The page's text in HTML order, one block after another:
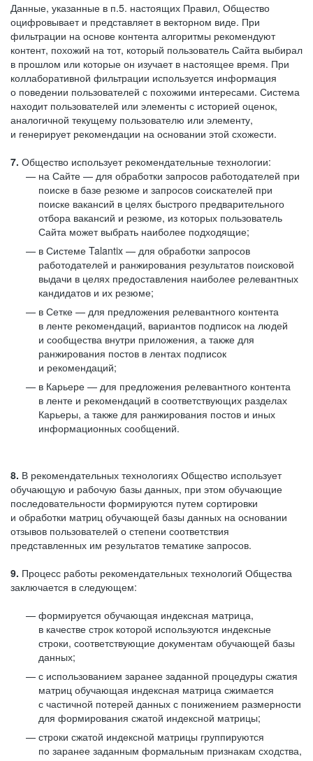
Данные, указанные в п.5. настоящих Правил, Общество
оцифровывает и представляет в векторном виде. При
фильтрации на основе контента алгоритмы рекомендуют
контент, похожий на тот, который пользователь Сайта выбирал
в прошлом или которые он изучает в настоящее время. При
коллаборативной фильтрации используется информация
о поведении пользователей с похожими интересами. Система
находит пользователей или элементы с историей оценок,
аналогичной текущему пользователю или элементу,
и генерирует рекомендации на основании этой схожести.
7. Общество использует рекомендательные технологии:
на Сайте — для обработки запросов работодателей при
поиске в базе резюме и запросов соискателей при
поиске вакансий в целях быстрого предварительного
отбора вакансий и резюме, из которых пользователь
Сайта может выбрать наиболее подходящие;
в Системе Talantix — для обработки запросов
работодателей и ранжирования результатов поисковой
выдачи в целях предоставления наиболее релевантных
кандидатов и их резюме;
в Сетке — для предложения релевантного контента
в ленте рекомендаций, вариантов подписок на людей
и сообщества внутри приложения, а также для
ранжирования постов в лентах подписок
и рекомендаций;
в Карьере — для предложения релевантного контента
в ленте и рекомендаций в соответствующих разделах
Карьеры, а также для ранжирования постов и иных
информационных сообщений.
8. В рекомендательных технологиях Общество использует
обучающую и рабочую базы данных, при этом обучающие
последовательности формируются путем сортировки
и обработки матриц обучающей базы данных на основании
отзывов пользователей о степени соответствия
представленных им результатов тематике запросов.
9. Процесс работы рекомендательных технологий Общества
заключается в следующем:
формируется обучающая индексная матрица,
в качестве строк которой используются индексные
строки, соответствующие документам обучающей базы
данных;
с использованием заранее заданной процедуры сжатия
матриц обучающая индексная матрица сжимается
с частичной потерей данных с понижением размерности
для формирования сжатой индексной матрицы;
строки сжатой индексной матрицы группируются
по заранее заданным формальным признакам сходства,